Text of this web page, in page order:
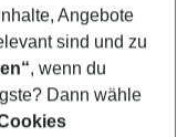
2026
Angebote
sind und zu
, wenn du
Dann wähle